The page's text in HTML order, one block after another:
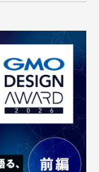
byイエラエ
ティ
GMOロボッツ
GPUクラウド